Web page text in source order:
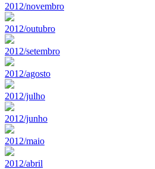
2012/novembro
2012/outubro
2012/setembro
2012/agosto
2012/julho
2012/junho
2012/maio
2012/abril